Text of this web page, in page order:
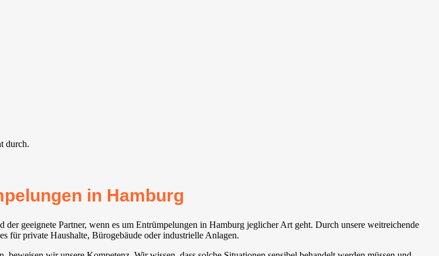
durch.
in Hamburg
geeignete Partner, wenn es um Entrümpelungen in Hamburg jeglicher Art geht. Durch unsere weitreichende
für private Haushalte, Bürogebäude oder industrielle Anlagen.